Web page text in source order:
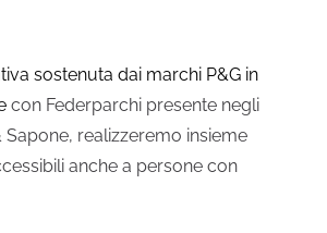
sostenuta dai marchi P&G in
con Federparchi presente negli
realizzeremo insieme
anche a persone con